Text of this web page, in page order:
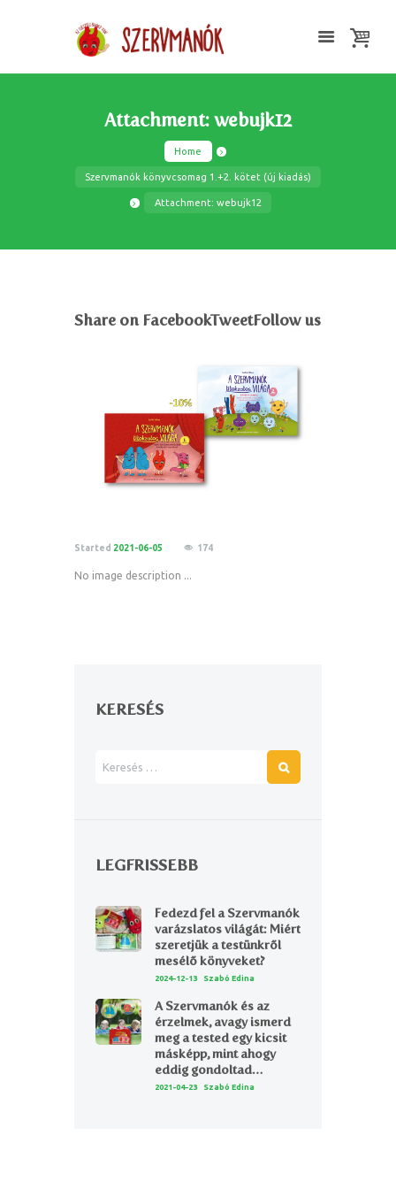
Attachment: webujk12
Home
Szervmanók könyvcsomag 1.+2. kötet (új kiadás)
Attachment: webujk12
Share on FacebookTweetFollow us
Started 2021-06-05 174
No image description ...
KERESÉS
LEGFRISSEBB
Fedezd fel a Szervmanók
varázslatos világát: Miért
szeretjük a testünkről
mesélő könyveket?
2024-12-13 Szabó Edina
A Szervmanók és az
érzelmek, avagy ismerd
meg a tested egy kicsit
másképp, mint ahogy
eddig gondoltad…
2021-04-23 Szabó Edina